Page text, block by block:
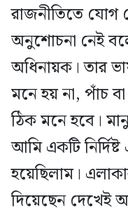
রাজনীতিতে যোগ
অনুশোচনা নেই
অধিনায়ক। তার
মনে হয় না, পাঁচ
ঠিক মনে হবে।
আমি একটি
হয়েছিলাম।
দিয়েছেন দেখেই